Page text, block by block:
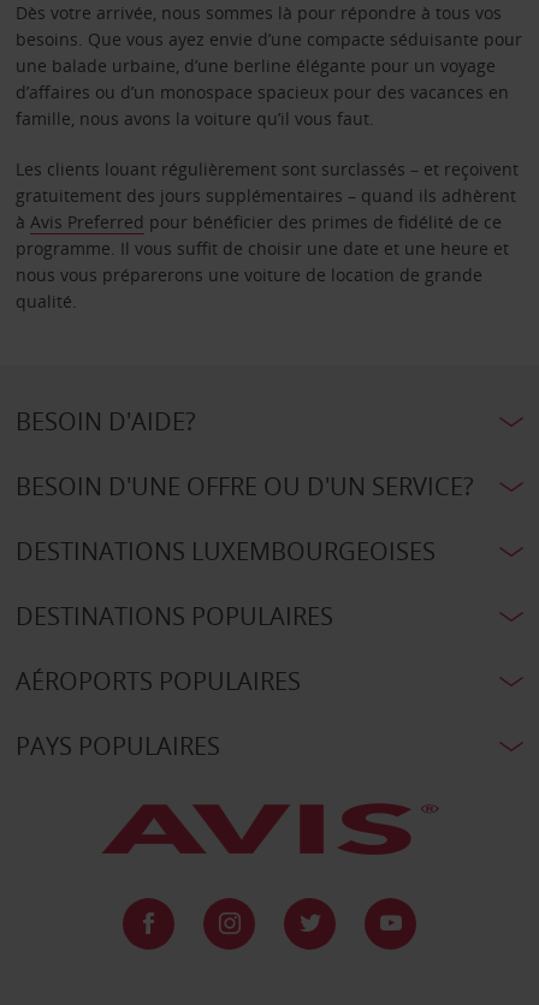
Dès votre arrivée, nous sommes là pour répondre à tous vos
besoins. Que vous ayez envie d’une compacte séduisante pour
une balade urbaine, d’une berline élégante pour un voyage
d’affaires ou d’un monospace spacieux pour des vacances en
famille, nous avons la voiture qu’il vous faut.
Les clients louant régulièrement sont surclassés – et reçoivent
gratuitement des jours supplémentaires – quand ils adhèrent
à Avis Preferred pour bénéficier des primes de fidélité de ce
programme. Il vous suffit de choisir une date et une heure et
nous vous préparerons une voiture de location de grande
qualité.
BESOIN D'AIDE?
BESOIN D'UNE OFFRE OU D'UN SERVICE?
DESTINATIONS LUXEMBOURGEOISES
DESTINATIONS POPULAIRES
AÉROPORTS POPULAIRES
PAYS POPULAIRES